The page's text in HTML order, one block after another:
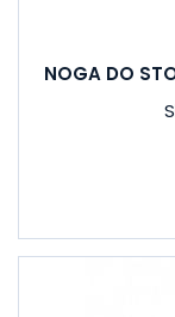
NOGA DO